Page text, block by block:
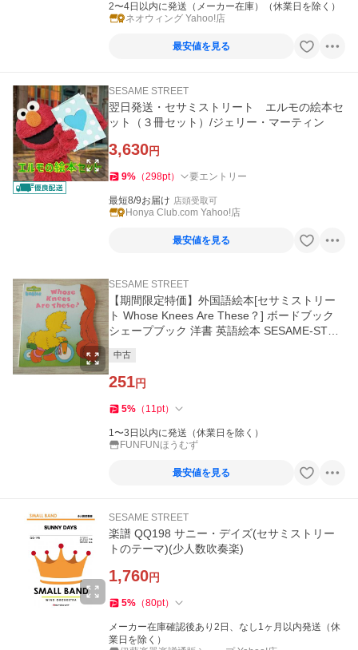
2〜4日以内に発送（メーカー在庫）（休業日を除く）
ネオウィング Yahoo!店
最安値を見る
SESAME STREET
翌日発送・セサミストリート エルモの絵本セ
ット（３冊セット）/ジェリー・マーティン
3,630円
9% （298pt） 要エントリー
最短8/9お届け 店頭受取可
Honya Club.com Yahoo!店
最安値を見る
SESAME STREET
【期間限定特価】外国語絵本[セサミストリー
ト Whose Knees Are These？] ボードブック
シェープブック 洋書 英語絵本 SESAME-STRE
中古
251円
5% （ 11pt）
1〜3日以内に発送（休業日を除く）
FUNFUNほうむず
最安値を見る
SESAME STREET
楽譜 QQ198 サニー・デイズ(セサミストリー
トのテーマ)(少人数吹奏楽)
1,760円
5% （80pt）
メーカー在庫確認後あり2日、なし1ヶ月以内発送（休
業日を除く）